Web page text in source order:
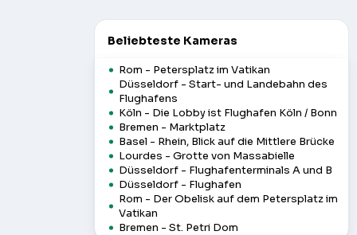
Beliebteste Kameras
Rom - Petersplatz im Vatikan
Düsseldorf - Start- und Landebahn des
Flughafens
Köln - Die Lobby ist Flughafen Köln / Bonn
Bremen - Marktplatz
Basel - Rhein, Blick auf die Mittlere Brücke
Lourdes - Grotte von Massabielle
Düsseldorf - Flughafenterminals A und B
Düsseldorf - Flughafen
Rom - Der Obelisk auf dem Petersplatz im
Vatikan
Bremen - St. Petri Dom